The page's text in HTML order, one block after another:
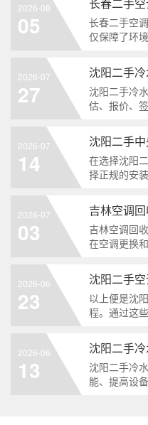
2026-08
05
长春二手空
仅保障了环
售，每一步
2026-07
27
沈阳二手冷
估、报价、
获得相对合
过程中得到
2026-07
14
在选择沈阳
择正规的安
装团队的工
2026-07
03
吉林空调回
在空调更换
公司都能提
忧。...
2026-06
23
沈阳二手
以上便是沈
程。通过这
有二手空调
司，以确保
2026-06
13
沈阳二手冷
能、提高设